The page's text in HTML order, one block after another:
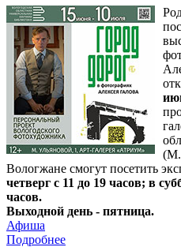
(М.
Вологжане смогут посетить
четверг с 11 до 19 часов; в
часов.
Выходной день - пятница.
Афиша
Подробнее